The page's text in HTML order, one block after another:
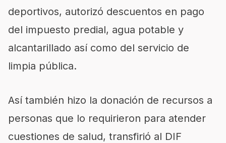
deportivos, autorizó descuentos en pago
del impuesto predial, agua potable y
alcantarillado así como del servicio de
limpia pública.
Así también hizo la donación de recursos a
personas que lo requirieron para atender
cuestiones de salud, transfirió al DIF